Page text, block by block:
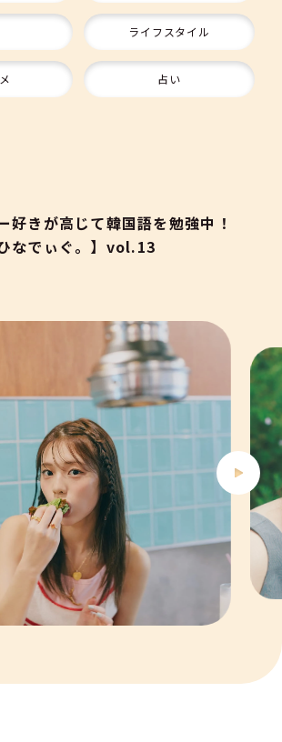
ライフスタイル
占い
好きが高じて韓国語を勉強中！
なでぃぐ。】vol.13